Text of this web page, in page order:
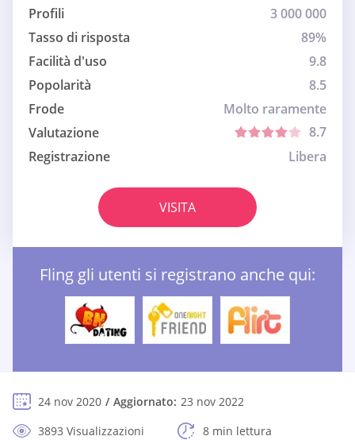
Profili
3 000 000
Tasso di risposta
89%
Facilità d'uso
9.8
Popolarità
8.5
Frode
Molto raramente
Valutazione
8.7
Registrazione
Libera
VISITA
Fling gli utenti si registrano anche qui:
24 nov 2020 Aggiornato: 23 nov 2022
3893 Visualizzazioni
8 min lettura